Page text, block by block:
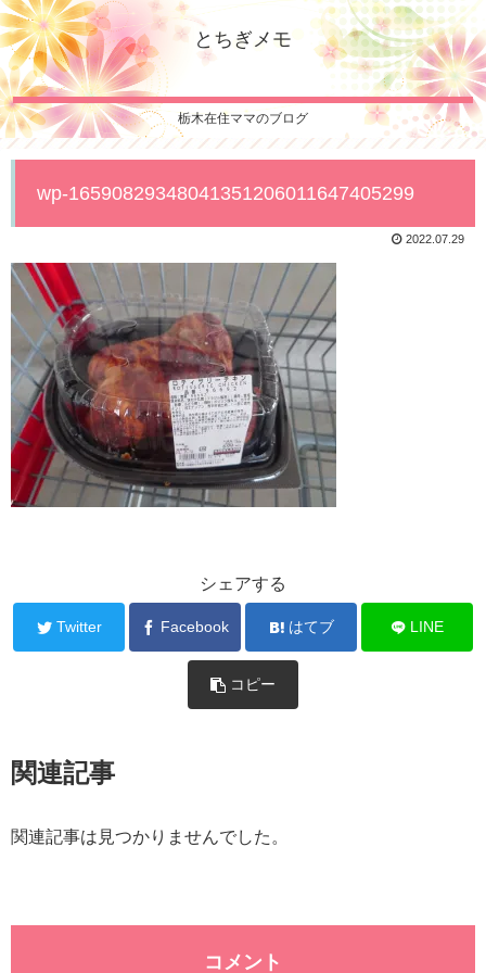
とちぎメモ
栃木在住ママのブログ
wp-16590829348041351206011647405299
2022.07.29
シェアする
Twitter Facebook はてブ LINE
コピー
関連記事
関連記事は見つかりませんでした。
コメント